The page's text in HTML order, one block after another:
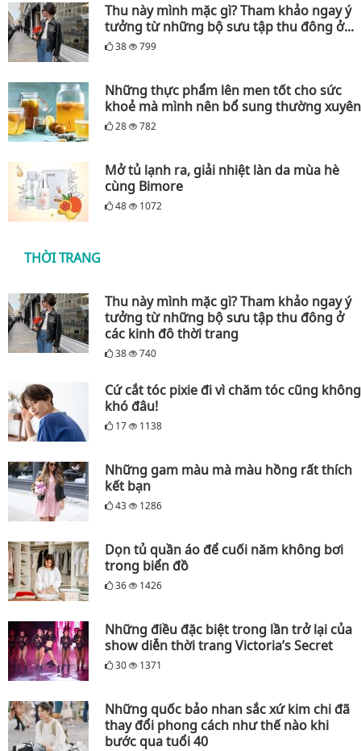
Thu này mình mặc gì? Tham khảo ngay ý
tưởng từ những bộ sưu tập thu đông ở...
38 799
Những thực phẩm lên men tốt cho sức
khoẻ mà mình nên bổ sung thường xuyên
28 782
Mở tủ lạnh ra, giải nhiệt làn da mùa hè
cùng Bimore
48 1072
THỜI TRANG
Thu này mình mặc gì? Tham khảo ngay ý
tưởng từ những bộ sưu tập thu đông ở
các kinh đô thời trang
38 740
Cứ cắt tóc pixie đi vì chăm tóc cũng không
khó đâu!
17 1138
Những gam màu mà màu hồng rất thích
kết bạn
43 1286
Dọn tủ quần áo để cuối năm không bơi
trong biển đồ
36 1426
Những điều đặc biệt trong lần trở lại của
show diễn thời trang Victoria’s Secret
30 1371
Những quốc bảo nhan sắc xứ kim chi đã
thay đổi phong cách như thế nào khi
bước qua tuổi 40